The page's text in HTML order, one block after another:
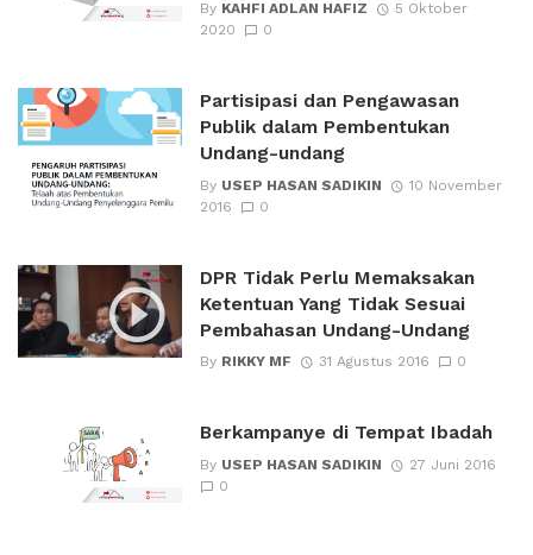
By KAHFI ADLAN HAFIZ
5 Oktober
2020
0
Partisipasi dan Pengawasan
Publik dalam Pembentukan
Undang-undang
By USEP HASAN SADIKIN
10 November
2016
0
DPR Tidak Perlu Memaksakan
Ketentuan Yang Tidak Sesuai
Pembahasan Undang-Undang
By RIKKY MF 31 Agustus 2016 0
Berkampanye di Tempat Ibadah
By USEP HASAN SADIKIN
27 Juni 2016
0